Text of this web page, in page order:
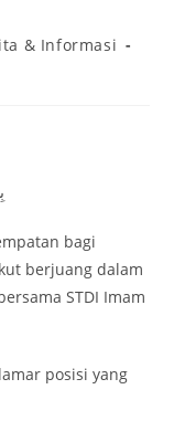
& Informasi
bagi
berjuang dalam
STDI Imam
posisi yang